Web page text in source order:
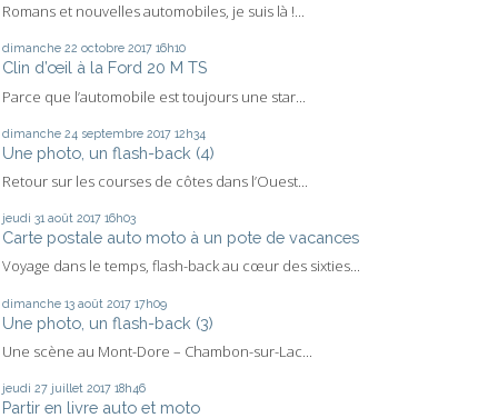
Romans et nouvelles automobiles, je suis là !...
dimanche 22 octobre 2017 16h10
Clin d’œil à la Ford 20 M TS
Parce que l’automobile est toujours une star...
dimanche 24 septembre 2017 12h34
Une photo, un flash-back (4)
Retour sur les courses de côtes dans l’Ouest...
jeudi 31 août 2017 16h03
Carte postale auto moto à un pote de vacances
Voyage dans le temps, flash-back au cœur des sixties...
dimanche 13 août 2017 17h09
Une photo, un flash-back (3)
Une scène au Mont-Dore – Chambon-sur-Lac...
jeudi 27 juillet 2017 18h46
Partir en livre auto et moto